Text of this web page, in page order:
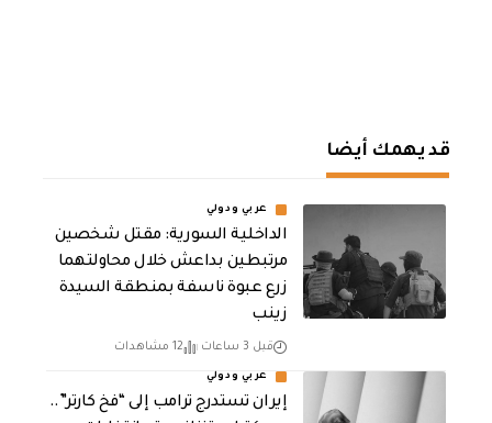
قد يهمك أيضا
عربي ودولي
الداخلية السورية: مقتل شخصين
مرتبطين بداعش خلال محاولتهما
زرع عبوة ناسفة بمنطقة السيدة
زينب
قبل 3 ساعات 12 مشاهدات
عربي ودولي
إيران تستدرج ترامب إلى “فخ كارتر”..